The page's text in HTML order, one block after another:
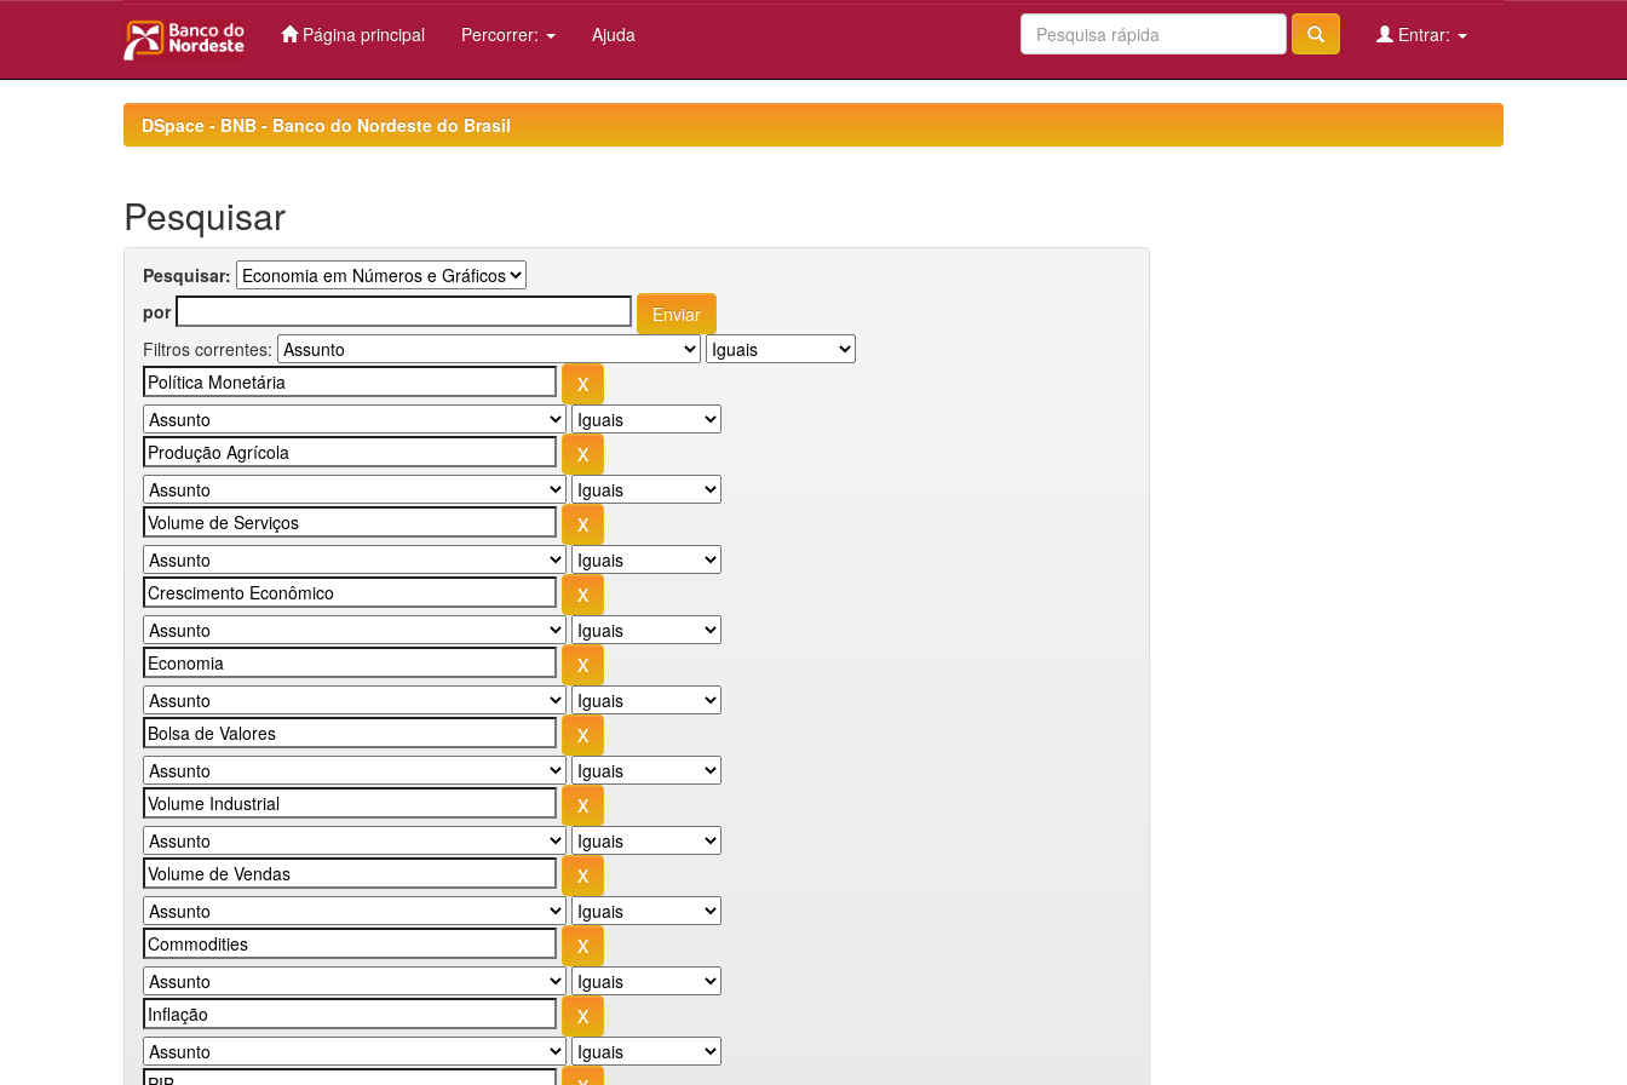
Página principal Percorrer: Ajuda Entrar:
DSpace - BNB - Banco do Nordeste do Brasil
Pesquisar
Pesquisar:
por
Filtros correntes: